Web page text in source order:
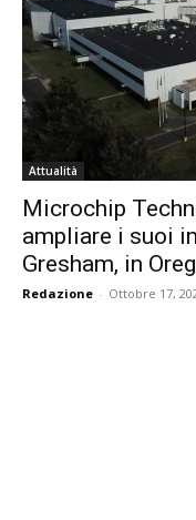
Attualità
Microchip
ampliare i suoi
Gresham, in
Redazione - Ottobre 17,